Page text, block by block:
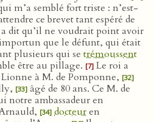
m’a semblé fort triste : n’est-
ce brevet tant espéré de
dit qu’il ne voudrait point avoir
que le défunt, qui était
plusieurs qui se trémoussent
être au pillage. [7] Le roi a
à M. de Pomponne, [32]
[33] âgé de 80 ans. Ce M. de
notre ambassadeur en
[34] docteuren